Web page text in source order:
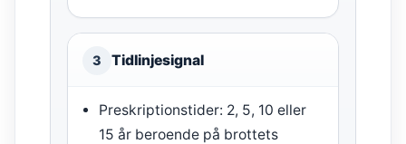
3 Tidlinjesignal
Preskriptionstider: 2, 5, 10 eller
15 år beroende på brottets